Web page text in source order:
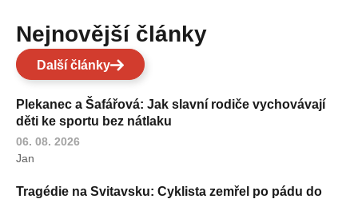
Nejnovější články
Další články
Plekanec a Šafářová: Jak slavní rodiče vychovávají
děti ke sportu bez nátlaku
06. 08. 2026
Jan
Tragédie na Svitavsku: Cyklista zemřel po pádu do